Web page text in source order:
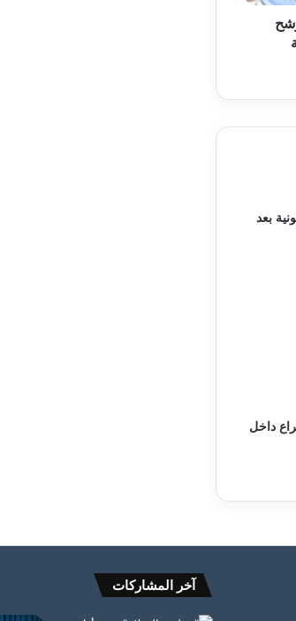
بعد
داخل
آخر المشاركات